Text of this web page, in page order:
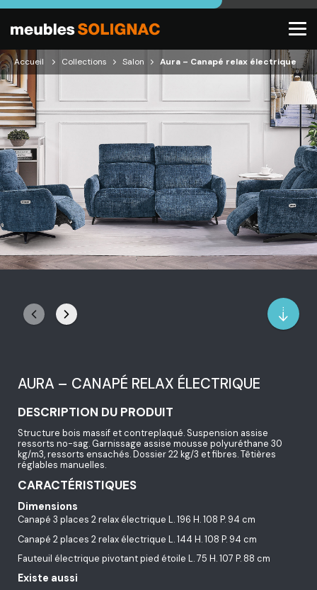
Accueil Collections Salon Aura – Canapé relax électrique
AURA – CANAPÉ RELAX ÉLECTRIQUE
DESCRIPTION DU PRODUIT
Structure bois massif et contreplaqué. Suspension assise
ressorts no-sag. Garnissage assise mousse polyuréthane 30
kg/m3, ressorts ensachés. Dossier 22 kg/3 et fibres. Têtières
réglables manuelles.
CARACTÉRISTIQUES
Dimensions
Canapé 3 places 2 relax électrique L. 196 H. 108 P. 94 cm
Canapé 2 places 2 relax électrique L. 144 H. 108 P. 94 cm
Fauteuil électrique pivotant pied étoile L. 75 H. 107 P. 88 cm
Existe aussi